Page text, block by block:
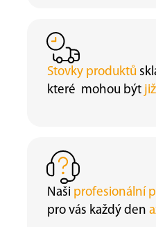
Stovky produktů
které mohou být
Naši profesionální
pro vás každý den